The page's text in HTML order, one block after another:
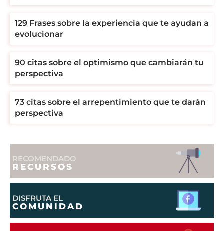
129 Frases sobre la experiencia que te ayudan a
evolucionar
90 citas sobre el optimismo que cambiarán tu
perspectiva
73 citas sobre el arrepentimiento que te darán
perspectiva
RECOMENDADO
RECURSOS
DISFRUTA EL
COMUNIDAD